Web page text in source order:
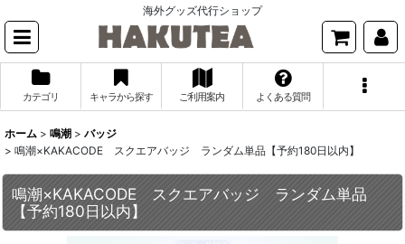
海外グッズ代行ショップ
カテゴリ キャラから探す ご利用案内 よくある質問
ホーム > 鳴潮 > バッジ
> 鳴潮×KAKACODE スクエアバッジ ランダム単品【予約180日以内】
鳴潮×KAKACODE スクエアバッジ ランダム単品
【予約180日以内】